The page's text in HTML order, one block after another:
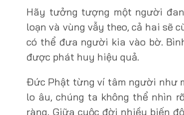
Hãy tưởng tượng một người
loạn và vùng vẫy theo, cả hai sẽ
có thể đưa người kia vào bờ.
được phát huy hiệu quả.
Đức Phật từng ví tâm người như
lo âu, chúng ta không thể nhìn
ràng. Giữa cuộc đời nhiều biến